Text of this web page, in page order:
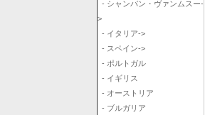
- シャンパン・ヴァンムスー-
>
- イタリア->
- スペイン->
- ポルトガル
- イギリス
- オーストリア
- ブルガリア